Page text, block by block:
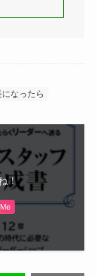
になったら
！